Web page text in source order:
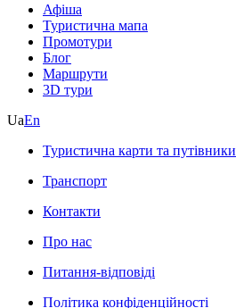
Афіша
Туристична мапа
Промотури
Блог
Маршрути
3D тури
UaEn
Туристична карти та путівники
Транспорт
Контакти
Про нас
Питання-відповіді
Політика конфіденційності